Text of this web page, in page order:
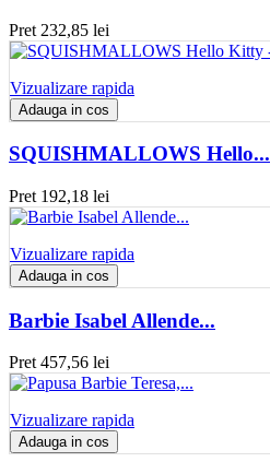
Pret 232,85 lei
Vizualizare rapida
Adauga in cos
SQUISHMALLOWS Hello...
Pret 192,18 lei
Vizualizare rapida
Adauga in cos
Barbie Isabel Allende...
Pret 457,56 lei
Vizualizare rapida
Adauga in cos